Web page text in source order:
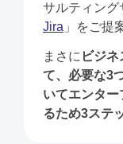
サルティング
Jira 」をご提
まさに ビジ
て、必要な3
いてエンタ
るため3ステ